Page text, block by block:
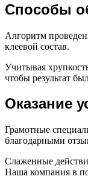
Способы
Алгоритм
клеевой состав.
Учитывая
чтобы результат
Оказание
Грамотные
благодарными
Слаженные
Наша компания в